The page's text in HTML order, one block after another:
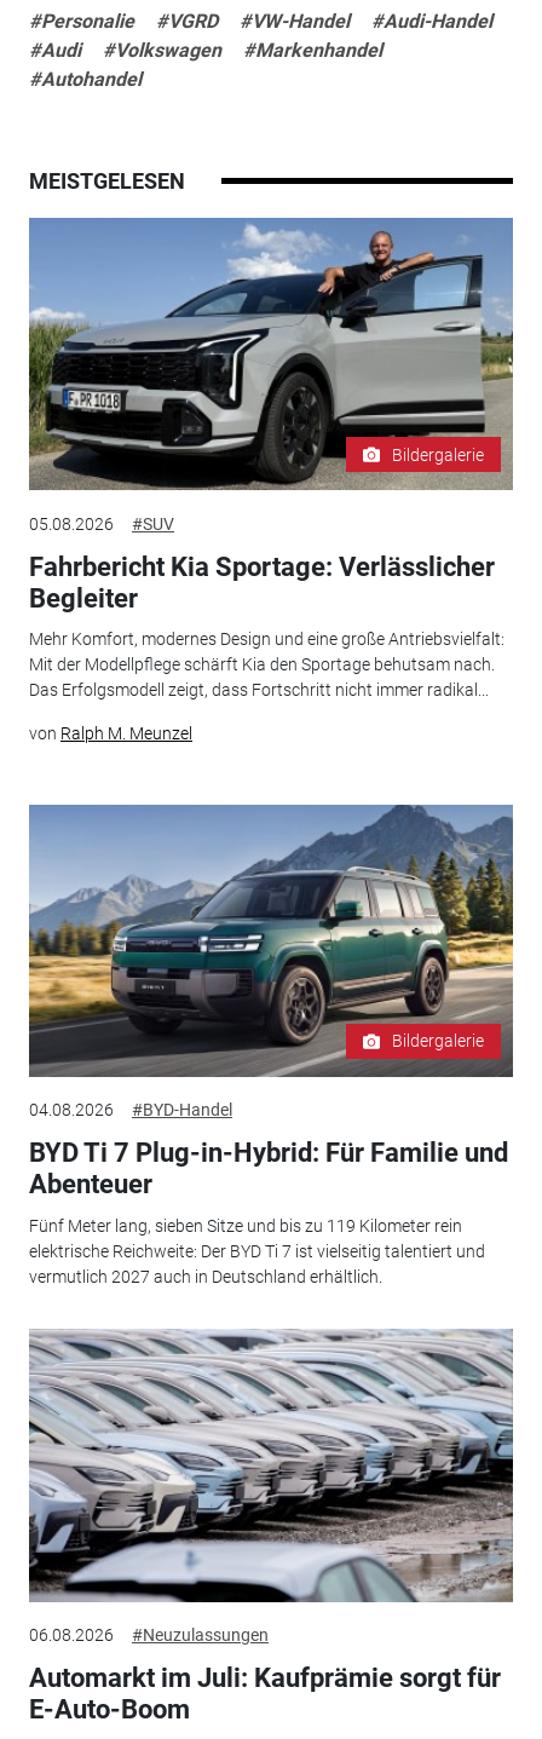
#Personalie #VGRD #VW-Handel
#Audi-Handel
#Audi
#Volkswagen
#Markenhandel
#Autohandel
MEISTGELESEN
Bildergalerie
05.08.2026 #SUV
Fahrbericht Kia Sportage: Verlässlicher
Begleiter
Mehr Komfort, modernes Design und eine große Antriebsvielfalt:
Mit der Modellpflege schärft Kia den Sportage behutsam nach.
Das Erfolgsmodell zeigt, dass Fortschritt nicht immer radikal...
von Ralph M. Meunzel
Bildergalerie
04.08.2026 #BYD-Handel
BYD Ti 7 Plug-in-Hybrid: Für Familie und
Abenteuer
Fünf Meter lang, sieben Sitze und bis zu 119 Kilometer rein
elektrische Reichweite: Der BYD Ti 7 ist vielseitig talentiert und
vermutlich 2027 auch in Deutschland erhältlich.
06.08.2026 #Neuzulassungen
Automarkt im Juli: Kaufprämie sorgt für
E-Auto-Boom